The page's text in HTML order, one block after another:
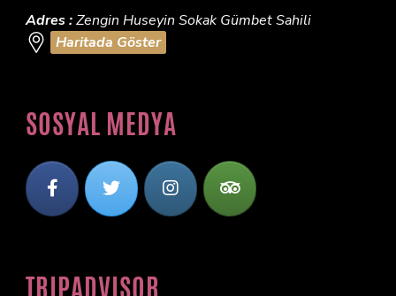
Adres :Zengin Huseyin Sokak Gümbet Sahili
Haritada Göster
SOSYAL MEDYA